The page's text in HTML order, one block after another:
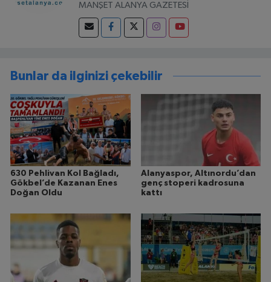
MANŞET ALANYA GAZETESİ
Bunlar da ilginizi çekebilir
630 Pehlivan Kol Bağladı,
Gökbel’de Kazanan Enes
Doğan Oldu
Alanyaspor, Altınordu’dan
genç stoperi kadrosuna
kattı